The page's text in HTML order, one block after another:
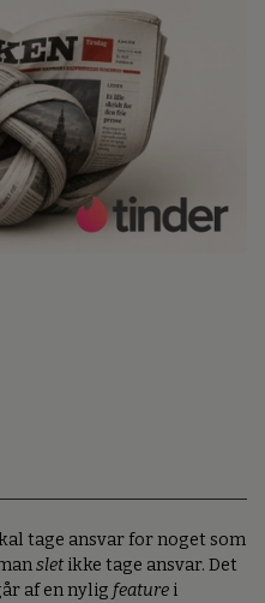
tage ansvar for noget som
slet ikke tage ansvar. Det
af en nylig feature i